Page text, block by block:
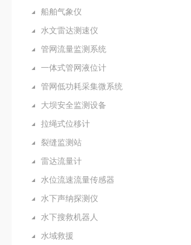
船舶气象仪
水文雷达测速仪
管网流量监测系统
一体式管网液位计
管网低功耗采集微系统
大坝安全监测设备
拉绳式位移计
裂缝监测站
雷达流量计
水位流速流量传感器
水下声纳探测仪
水下搜救机器人
水域救援